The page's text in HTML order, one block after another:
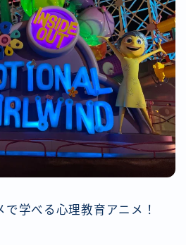
学べる心理教育アニメ！